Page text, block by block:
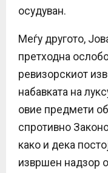
осудуван.
Меѓу другото,
претходна
ревизорскиот
набавката на
овие предмети
спротивно
како и дека
извршен надзор